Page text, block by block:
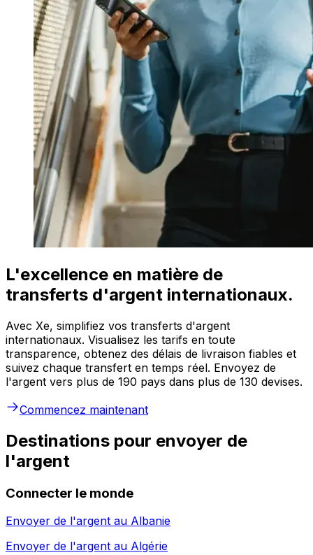
L'excellence en matière de
transferts d'argent internationaux.
Avec Xe, simplifiez vos transferts d'argent
internationaux. Visualisez les tarifs en toute
transparence, obtenez des délais de livraison fiables et
suivez chaque transfert en temps réel. Envoyez de
l'argent vers plus de 190 pays dans plus de 130 devises.
Commencez maintenant
Destinations pour envoyer de
l'argent
Connecter le monde
Envoyer de l'argent au Albanie
Envoyer de l'argent au Algérie